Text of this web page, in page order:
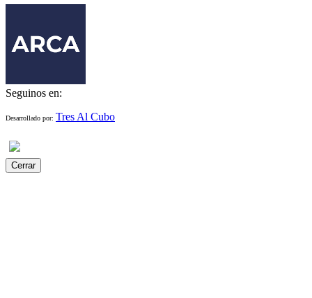
Seguinos en:
Desarrollado por: Tres Al Cubo
Cerrar